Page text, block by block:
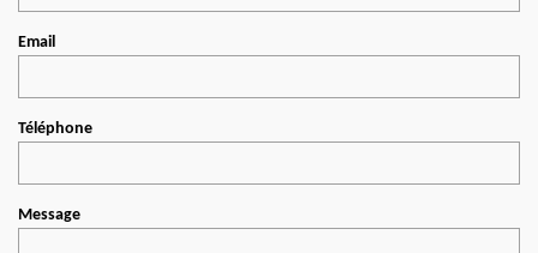
Email
Téléphone
Message